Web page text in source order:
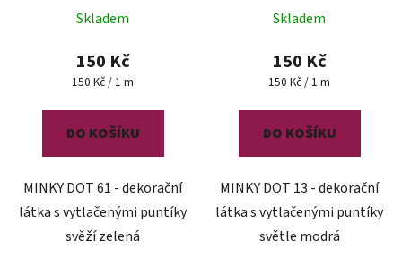
Skladem
150 Kč
Měrná
150 Kč / 1 m
DO KOŠÍKU
MINKY DOT 61 - dekorační
látka s vytlačenými puntíky
svěží zelená
Skladem
150 Kč
Měrná
150 Kč / 1 m
DO KOŠÍKU
MINKY DOT 13 - dekorační
látka s vytlačenými puntíky
světle modrá